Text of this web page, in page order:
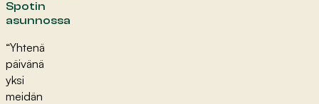
Spotin
asunnossa
“Yhtenä
päivänä
yksi
meidän